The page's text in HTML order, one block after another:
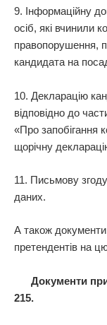
9. Інформаційну
осіб, які вчинили
правопорушення,
кандидата на
10. Декларацію
відповідно до
«Про запобігання
щорічну
11. Письмову
даних.
А також
претендентів на
Документи
215.